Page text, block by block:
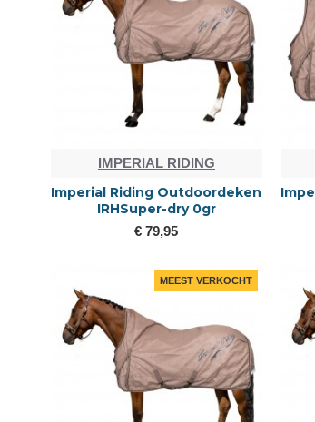
IMPERIAL RIDING
Imperial Riding Outdoordeken
IRHSuper-dry 0gr
€ 79,95
MEEST VERKOCHT